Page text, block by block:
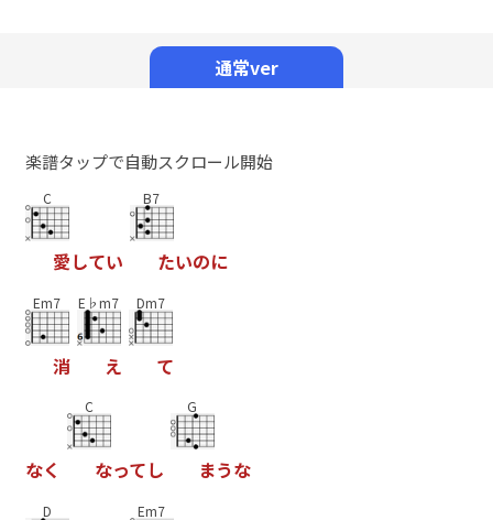
通常ver
楽譜タップで自動スクロール開始
C
愛してい
B7
たいのに
Em7
消
E♭m7
え
Dm7
て
なく
C
なってし
G
まうな
D Em7